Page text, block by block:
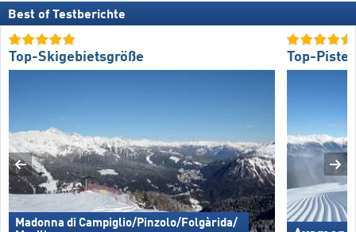
Best of Testberichte
Top-Skigebietsgröße
Madonna di Campiglio/​Pinzolo/​Folgàrida/​
Top-